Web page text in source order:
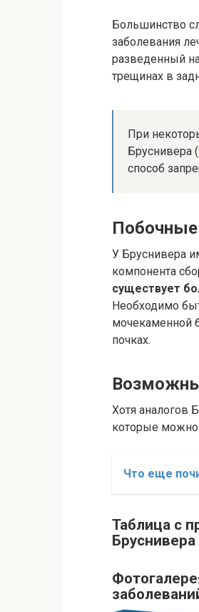
Большинство
заболевания
разведенный
трещинах в
При
Бруснивера
способ
Побочные
У Бруснивера
компонента
существует
Необходимо
мочекаменной
почках.
Хотя аналогов
которые можно
Что еще
Таблица с